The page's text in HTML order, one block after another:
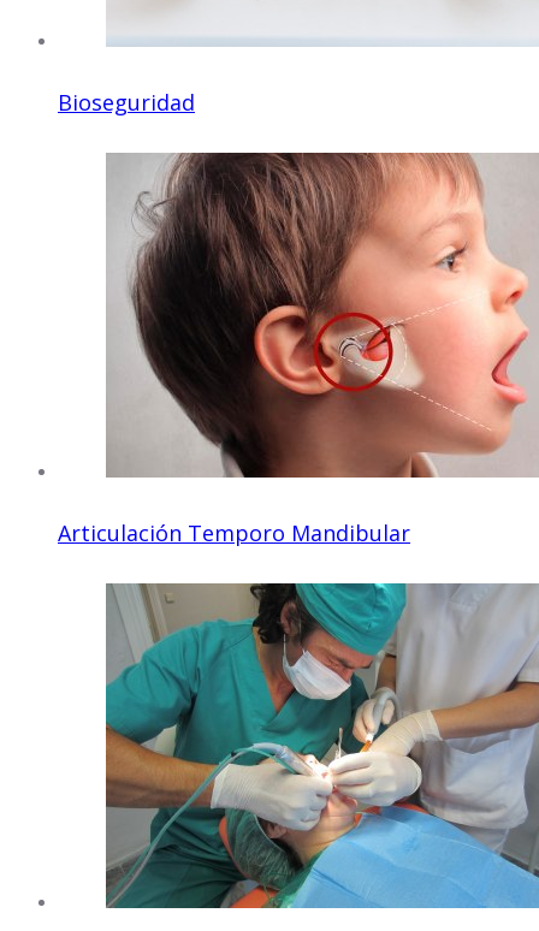
Bioseguridad
Articulación Temporo Mandibular